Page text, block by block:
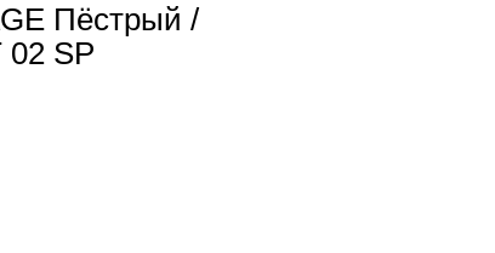
Пёстрый /
02 SP